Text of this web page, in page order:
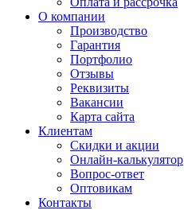
О компании
Производство
Гарантия
Портфолио
Отзывы
Реквизиты
Вакансии
Карта сайта
Клиентам
Скидки и акции
Онлайн-калькулятор
Вопрос-ответ
Оптовикам
Контакты